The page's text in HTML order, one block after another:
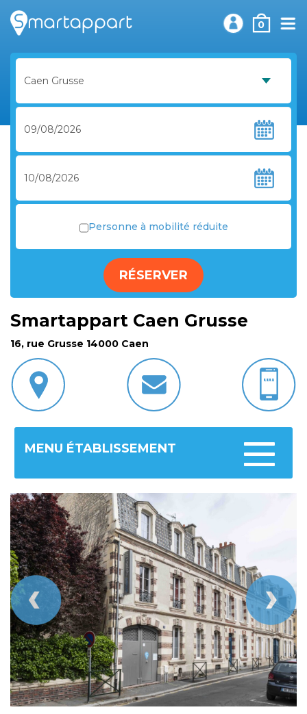
0
Personne à mobilité réduite
RÉSERVER
Smartappart Caen Grusse
16, rue Grusse 14000 Caen
Toggle
MENU ÉTABLISSEMENT